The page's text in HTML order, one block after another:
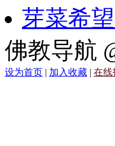
芽菜希
佛教导航
设为首页 | 加入收藏 | 在线